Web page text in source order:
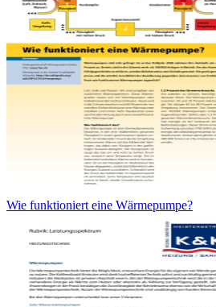
Wie funktioniert eine Wärmepumpe?